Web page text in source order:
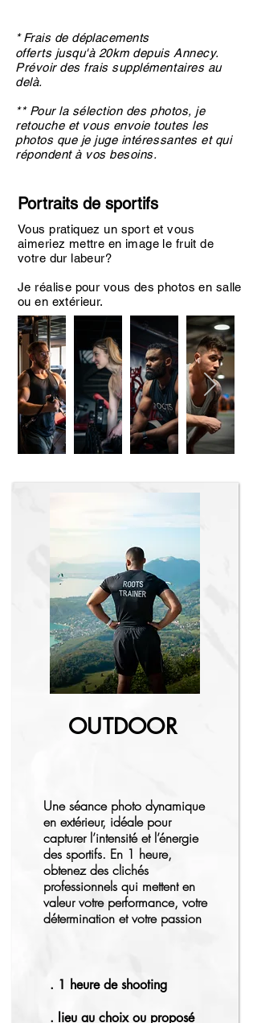
*Frais de déplacements
offerts jusqu'à 20km depuis Annecy.
Prévoir des frais supplémentaires au
delà.
** Pour la sélection des photos, je
retouche et vous envoie toutes les
photos que je juge intéressantes et qui
répondent à vos besoins.
Portraits de sportifs
Vous pratiquez un sport et vous
aimeriez mettre en image le fruit de
votre dur labeur?
Je réalise pour vous des photos en salle
ou en extérieur.
OUTDOOR
Une séance photo dynamique
en extérieur, idéale pour
capturer l’intensité et l’énergie
des sportifs. En 1 heure,
obtenez des clichés
professionnels qui mettent en
valeur votre performance, votre
détermination et votre passion
. 1 heure de shooting
. lieu au choix ou proposé